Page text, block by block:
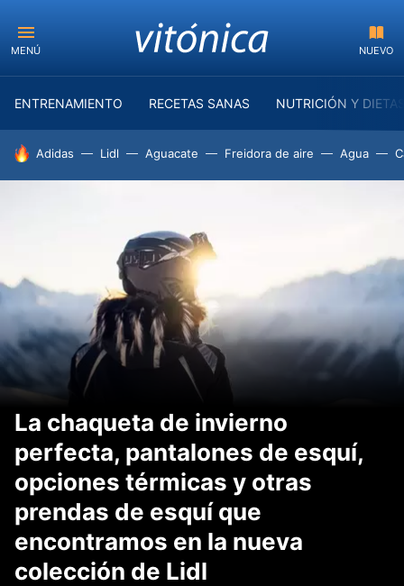
MENÚ NUEVO
ENTRENAMIENTO RECETAS SANAS NUTRICIÓN Y
HOY SE HABLA DE
Adidas Lidl Aguacate Freidora de aire Agua
La chaqueta de invierno
perfecta, pantalones de esquí,
opciones térmicas y otras
prendas de esquí que
encontramos en la nueva
colección de Lidl